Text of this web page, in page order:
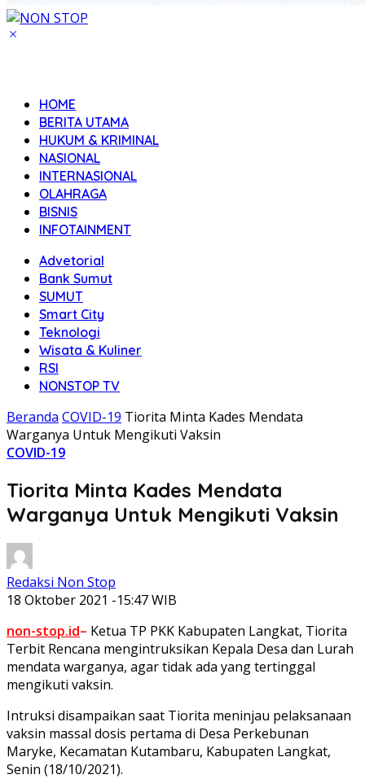
HOME
BERITA UTAMA
HUKUM & KRIMINAL
NASIONAL
INTERNASIONAL
OLAHRAGA
BISNIS
INFOTAINMENT
Advetorial
Bank Sumut
SUMUT
Smart City
Teknologi
Wisata & Kuliner
RSI
NONSTOP TV
Beranda COVID-19 Tiorita Minta Kades Mendata
Warganya Untuk Mengikuti Vaksin
COVID-19
Tiorita Minta Kades Mendata
Warganya Untuk Mengikuti Vaksin
Redaksi Non Stop
18 Oktober 2021 -15:47 WIB
non-stop.id– Ketua TP PKK Kabupaten Langkat, Tiorita
Terbit Rencana mengintruksikan Kepala Desa dan Lurah
mendata warganya, agar tidak ada yang tertinggal
mengikuti vaksin.
Intruksi disampaikan saat Tiorita meninjau pelaksanaan
vaksin massal dosis pertama di Desa Perkebunan
Maryke, Kecamatan Kutambaru, Kabupaten Langkat,
Senin (18/10/2021).